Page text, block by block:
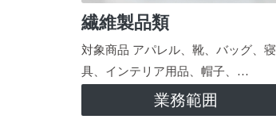
繊維製品類
対象商品 アパレル、靴、バッグ、寝
具、インテリア用品、帽子、…
業務範囲